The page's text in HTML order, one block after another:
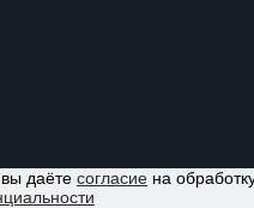
даёте согласие на